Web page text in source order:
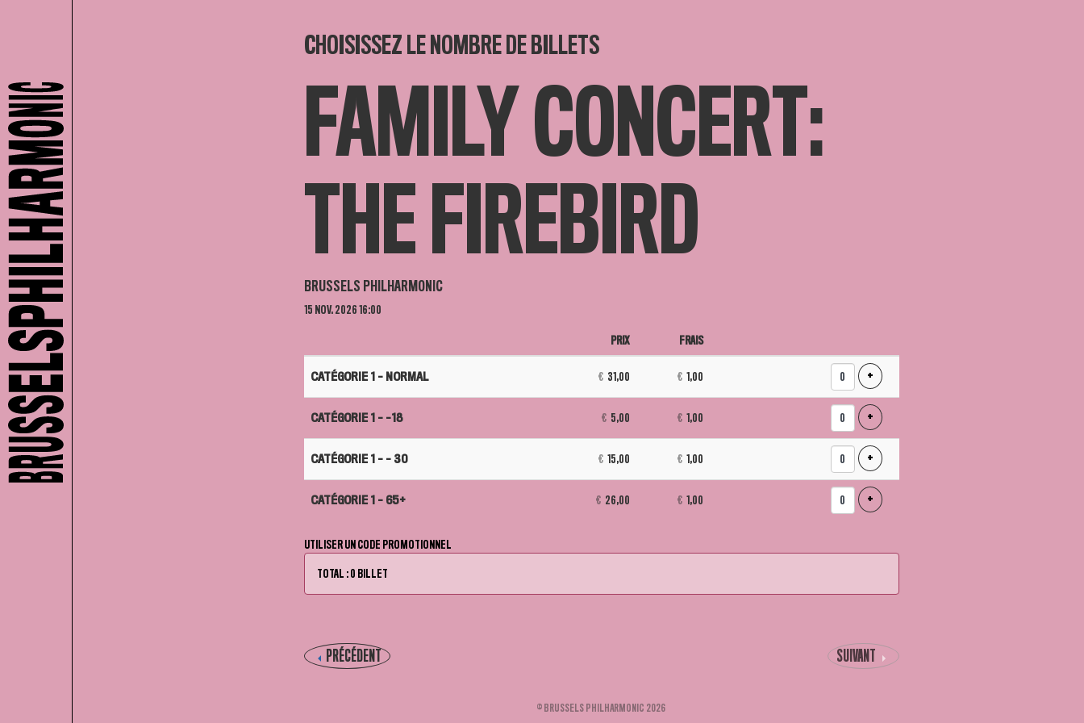
CHOISISSEZ LE NOMBRE DE BILLETS
FAMILY CONCERT:
THE FIREBIRD
BRUSSELS PHILHARMONIC
15 NOV. 2026 16:00
PRIX FRAIS
CATÉGORIE 1 - NORMAL € 31,00 € 1,00 +AJOUTER UN BILLET
CATÉGORIE 1 - -18 € 5,00 € 1,00 +AJOUTER UN BILLET
CATÉGORIE 1 - - 30 € 15,00 € 1,00 +AJOUTER UN BILLET
CATÉGORIE 1 - 65+ € 26,00 € 1,00 +AJOUTER UN BILLET
UTILISER UN CODE PROMOTIONNEL
TOTAL : 0 BILLET
SUIVANT
PRÉCÉDENT
© BRUSSELS PHILHARMONIC 2026